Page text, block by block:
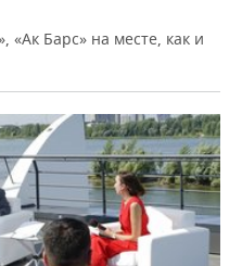
«Ак Барс» на месте, как и